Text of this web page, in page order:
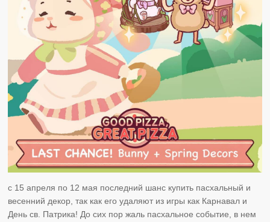
с 15 апреля по 12 мая последний шанс купить пасхальный и
весенний декор, так как его удаляют из игры как Карнавал и
День св. Патрика! До сих пор жаль пасхальное событие, в нем